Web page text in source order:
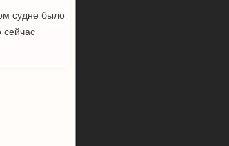
судне былο